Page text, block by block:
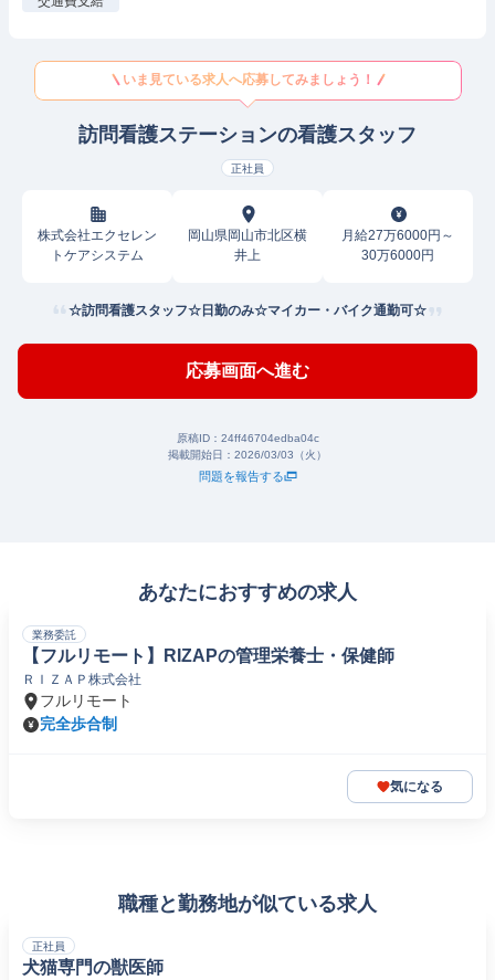
いま見ている求人へ応募してみましょう！
訪問看護ステーションの看護スタッフ
正社員
株式会社エクセレン
トケアシステム
岡山県岡山市北区横
井上
月給27万6000円～
30万6000円
☆訪問看護スタッフ☆日勤のみ☆マイカー・バイク通勤可☆
応募画面へ進む
原稿ID： 24ff46704edba04c
掲載開始日： 2026/03/03（火）
問題を報告する
あなたにおすすめの求人
業務委託
【フルリモート】RIZAPの管理栄養士・保健師
ＲＩＺＡＰ株式会社
フルリモート
完全歩合制
気になる
職種と勤務地が似ている求人
正社員
犬猫専門の獣医師